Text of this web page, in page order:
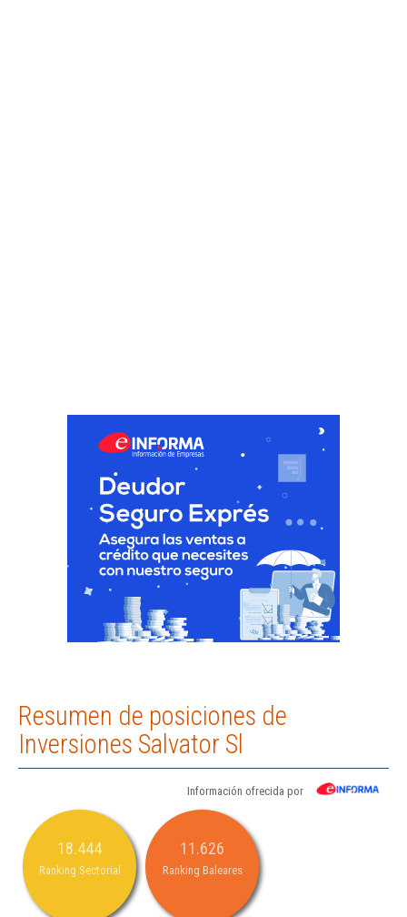
Resumen de posiciones de
Inversiones Salvator Sl
Información ofrecida por
18.444
Ranking Sectorial
11.626
Ranking Baleares